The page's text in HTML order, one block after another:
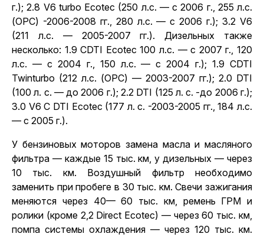
г.); 2.8 V6 turbo Ecotec (250 л.с. — с 2006 г., 255 л.с.
(ОРС) -2006-2008 гг., 280 л.с. — с 2006 г.); 3.2 V6
(211 л.с. — 2005-2007 гг.). Дизельных также
несколько: 1.9 CDTI Ecotec 100 л.с. — с 2007 г., 120
л.с. — с 2004 г., 150 л.с. — с 2004 г.); 1.9 CDTI
Twinturbo (212 л.с. (ОРС) — 2003-2007 гг.); 2.0 DTI
(100 л. с. — до 2006 г.); 2.2 DTI (125 л. с. -до 2006 г.);
3.0 V6 С DTI Ecotec (177 л. с. -2003-2005 гг., 184 л.с.
— с 2005 г.).
У бензиновых моторов замена масла и масляного
фильтра — каждые 15 тыс. км, у дизельных — через
10 тыс. км. Воздушный фильтр необходимо
заменить при пробеге в 30 тыс. км. Свечи зажигания
меняются через 40— 60 тыс. км, ремень ГРМ и
ролики (кроме 2,2 Direct Ecotec) — через 60 тыс. км,
помпа системы охлаждения — через 120 тыс. км.